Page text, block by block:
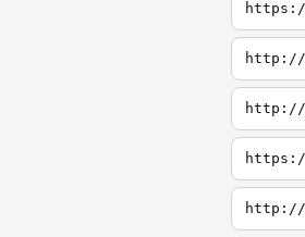
http://
http://
http://